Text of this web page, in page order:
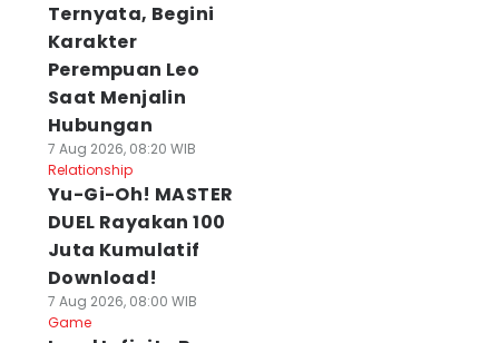
Ternyata, Begini
Karakter
Perempuan Leo
Saat Menjalin
Hubungan
7 Aug 2026, 08:20 WIB
Relationship
Yu-Gi-Oh! MASTER
DUEL Rayakan 100
Juta Kumulatif
Download!
7 Aug 2026, 08:00 WIB
Game